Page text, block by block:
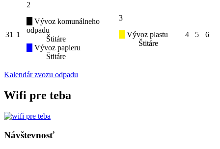
31 1
2
Vývoz komunálneho
odpadu
Štitáre
Vývoz papieru
Štitáre
3
Vývoz plastu
Štitáre
4 5 6
Kalendár zvozu odpadu
Wifi pre teba
Návštevnosť